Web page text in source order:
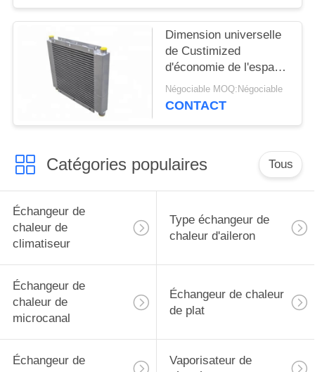
Dimension universelle
de Custimized
d'économie de l'espace
d'échangeur de chaleur
de microcanal
Négociable MOQ:Négociable
CONTACT
Catégories populaires Tous
Échangeur de
chaleur de
climatiseur
Type échangeur de
chaleur d'aileron
Échangeur de
chaleur de
microcanal
Échangeur de chaleur
de plat
Échangeur de
Vaporisateur de